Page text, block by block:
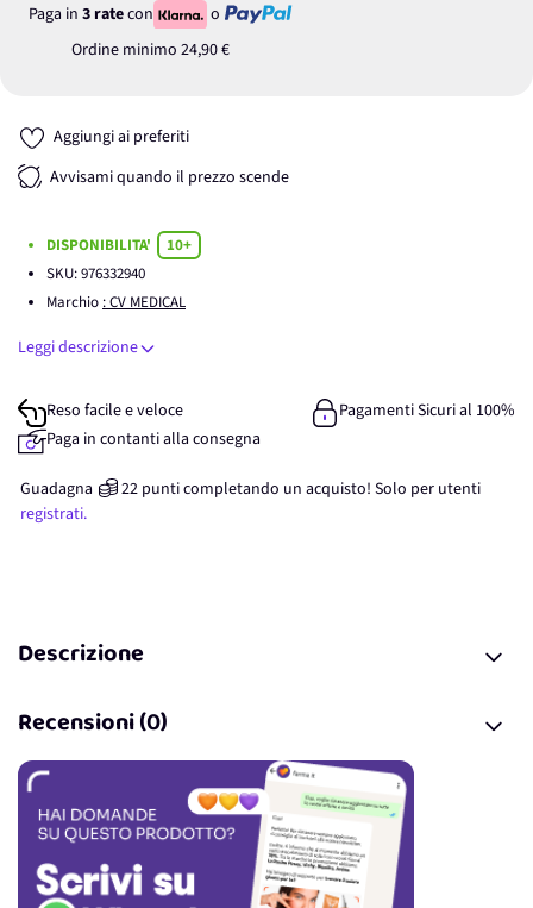
Paga in 3 ratecon
o
Ordine minimo 24,90 €
Aggiungi ai preferiti
Avvisami quando il prezzo scende
DISPONIBILITA'
10+
SKU:976332940
Marchio : CV MEDICAL
Leggi descrizione
Reso facile e veloce
Pagamenti Sicuri al 100%
Paga in contanti alla consegna
Guadagna 22 punticompletando un acquisto! Solo per utenti
registrati.
Descrizione
Recensioni (0)